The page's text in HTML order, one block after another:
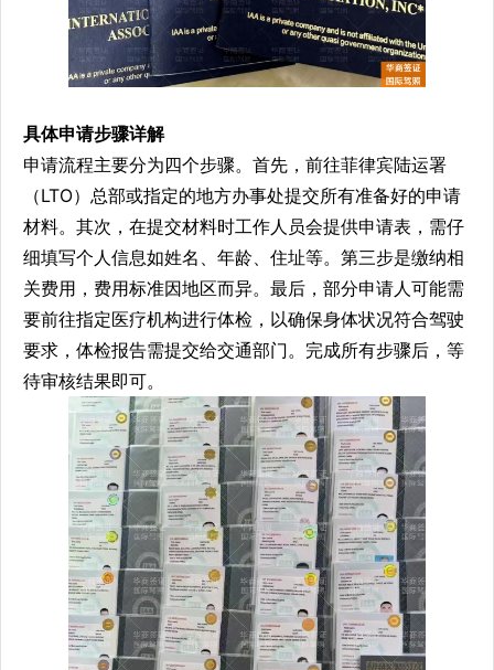
具体申请步骤详解
申请流程主要分为四个步骤。首先，前往菲律宾陆运署
（LTO）总部或指定的地方办事处提交所有准备好的申请
材料。其次，在提交材料时工作人员会提供申请表，需仔
细填写个人信息如姓名、年龄、住址等。第三步是缴纳相
关费用，费用标准因地区而异。最后，部分申请人可能需
要前往指定医疗机构进行体检，以确保身体状况符合驾驶
要求，体检报告需提交给交通部门。完成所有步骤后，等
待审核结果即可。